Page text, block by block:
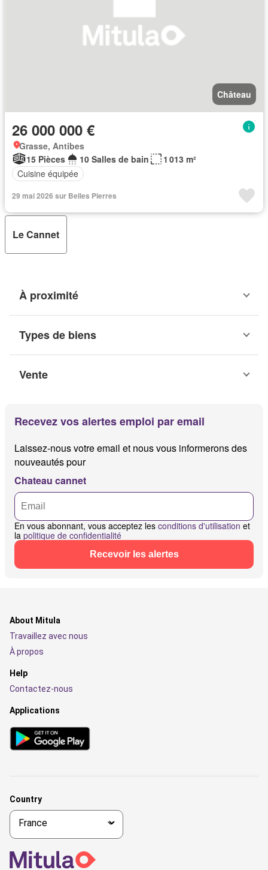
Château
26 000 000 €
Grasse, Antibes
15 Pièces
10 Salles de bain
1 013 m²
Cuisine équipée
29 mai 2026 sur Belles Pierres
Le Cannet
À proximité
Types de biens
Vente
Recevez vos alertes emploi par email
Laissez-nous votre email et nous vous informerons des
nouveautés pour
Chateau cannet
En vous abonnant, vous acceptez les conditions d'utilisation et
la politique de confidentialité
Recevoir les alertes
About Mitula
Travaillez avec nous
À propos
Help
Contactez-nous
Applications
Country